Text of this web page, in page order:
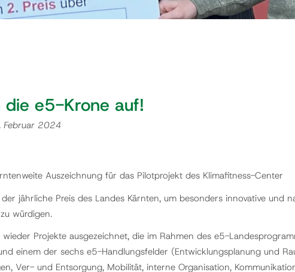
die e5-Krone auf!
Februar 2024
Auszeichnung für das Pilotprojekt des Klimafitness-Center
der jährliche Preis des Landes Kärnten, um besonders innovative und
würdigen.
Projekte ausgezeichnet, die im Rahmen des e5-
einem der sechs e5-Handlungsfelder (Entwicklungsplanung und
Ver- und Entsorgung, Mobilität, interne Organisation,